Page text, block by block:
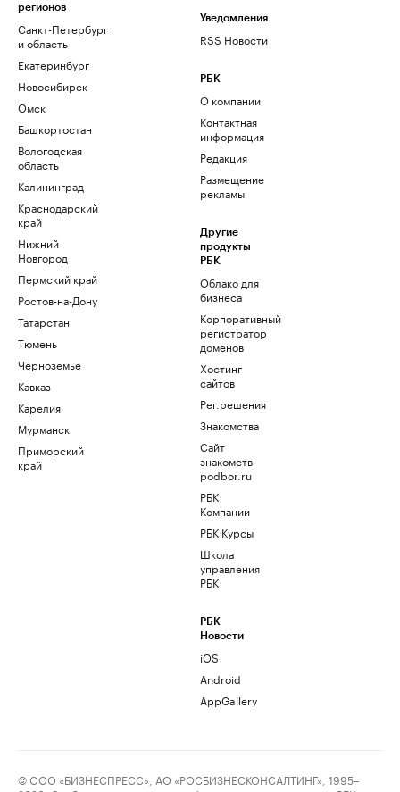
регионов
Санкт-Петербург
и область
Екатеринбург
Новосибирск
Омск
Башкортостан
Вологодская
область
Калининград
Краснодарский
край
Нижний
Новгород
Пермский край
Ростов-на-Дону
Татарстан
Тюмень
Черноземье
Кавказ
Карелия
Мурманск
Приморский
край
Уведомления
RSS Новости
РБК
О компании
Контактная
информация
Редакция
Размещение
рекламы
Другие
продукты
РБК
Облако для
бизнеса
Корпоративный
регистратор
доменов
Хостинг
сайтов
Рег.решения
Знакомства
Сайт
знакомств
podbor.ru
РБК
Компании
РБК Курсы
Школа
управления
РБК
РБК
Новости
iOS
Android
AppGallery
© ООО «БИЗНЕСПРЕСС», АО «РОСБИЗНЕСКОНСАЛТИНГ», 1995–